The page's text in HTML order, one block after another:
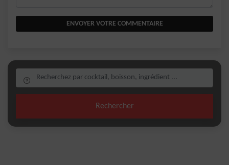
ENVOYER VOTRE COMMENTAIRE
Rechercher